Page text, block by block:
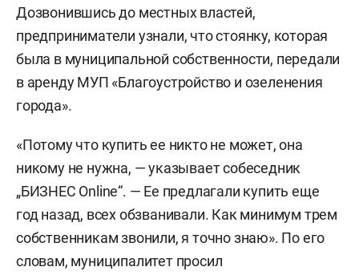
Дозвонившись до местных властей,
предприниматели узнали, что стоянку, которая
была в муниципальной собственности, передали
в аренду МУП «Благоустройство и озеленения
города».
«Потому что купить ее никто не может, она
никому не нужна, — указывает собеседник
„БИЗНЕС Online“. — Ее предлагали купить еще
год назад, всех обзванивали. Как минимум трем
собственникам звонили, я точно знаю». По его
словам, муниципалитет просил